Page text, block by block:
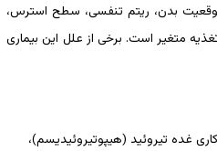
بدن، ریتم تنفسی، سطح استرس،
متغیر است. برخی از علل این بیماری
غده تیروئید (هیپوتیروئیدیسم)،